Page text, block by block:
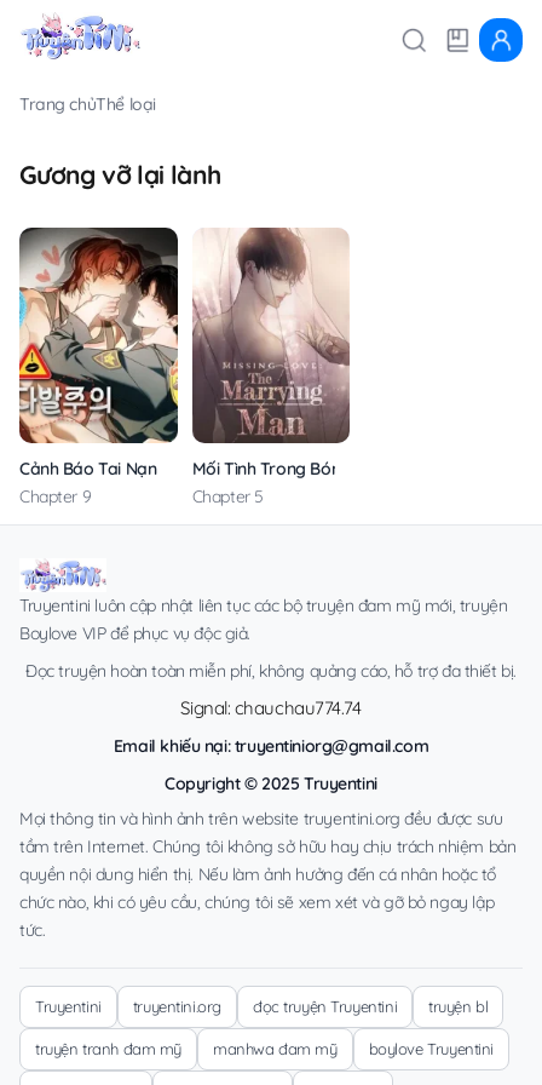
Trang chủThể loại
Gương vỡ lại lành
Cảnh Báo Tai Nạn
Chapter 9
Mối Tình Trong Bóng Tối
Chapter 5
Truyentini luôn cập nhật liên tục các bộ truyện đam mỹ mới, truyện
Boylove VIP để phục vụ độc giả.
Đọc truyện hoàn toàn miễn phí, không quảng cáo, hỗ trợ đa thiết bị.
Signal: chauchau774.74
Email khiếu nại:truyentiniorg@gmail.com
Copyright © 2025 Truyentini
Mọi thông tin và hình ảnh trên website truyentini.org đều được sưu
tầm trên Internet. Chúng tôi không sở hữu hay chịu trách nhiệm bản
quyền nội dung hiển thị. Nếu làm ảnh hưởng đến cá nhân hoặc tổ
chức nào, khi có yêu cầu, chúng tôi sẽ xem xét và gỡ bỏ ngay lập
tức.
Truyentini truyentini.org đọc truyện Truyentini truyện bl
truyện tranh đam mỹ manhwa đam mỹ boylove Truyentini